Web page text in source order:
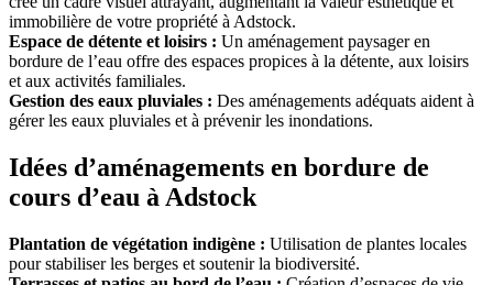
immobilière de votre propriété à Adstock.
Espace de détente et loisirs : Un aménagement paysager en
bordure de l’eau offre des espaces propices à la détente, aux loisirs
et aux activités familiales.
Gestion des eaux pluviales : Des aménagements adéquats aident à
gérer les eaux pluviales et à prévenir les inondations.
Idées d’aménagements en bordure de
cours d’eau à Adstock
Plantation de végétation indigène : Utilisation de plantes locales
pour stabiliser les berges et soutenir la biodiversité.